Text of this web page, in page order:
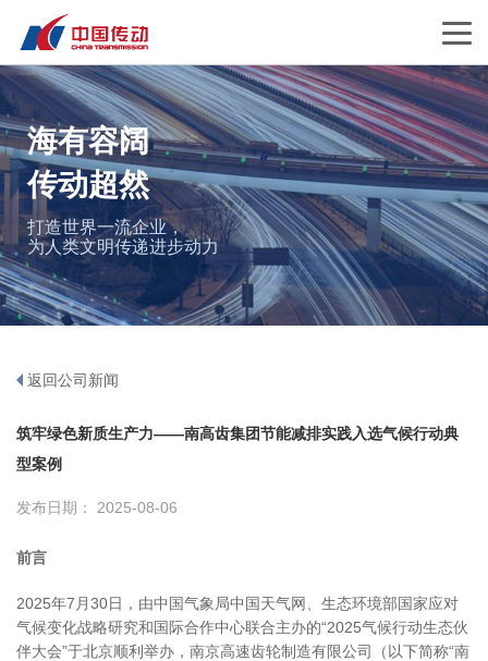
海有容阔
传动超然
打造世界一流企业，
为人类文明传递进步动力
返回公司新闻
筑牢绿色新质生产力——南高齿集团节能减排实践入选气候行动典
型案例
发布日期： 2025-08-06
前言
2025年7月30日，由中国气象局中国天气网、生态环境部国家应对
气候变化战略研究和国际合作中心联合主办的“2025气候行动生态伙
伴大会”于北京顺利举办，南京高速齿轮制造有限公司（以下简称“南